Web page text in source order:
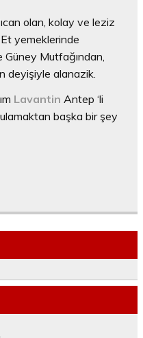
olan, kolay ve leziz
yemeklerinde
Mutfağından,
deyişiyle alanazik.
Lavantin Antep ‘li
başka bir şey